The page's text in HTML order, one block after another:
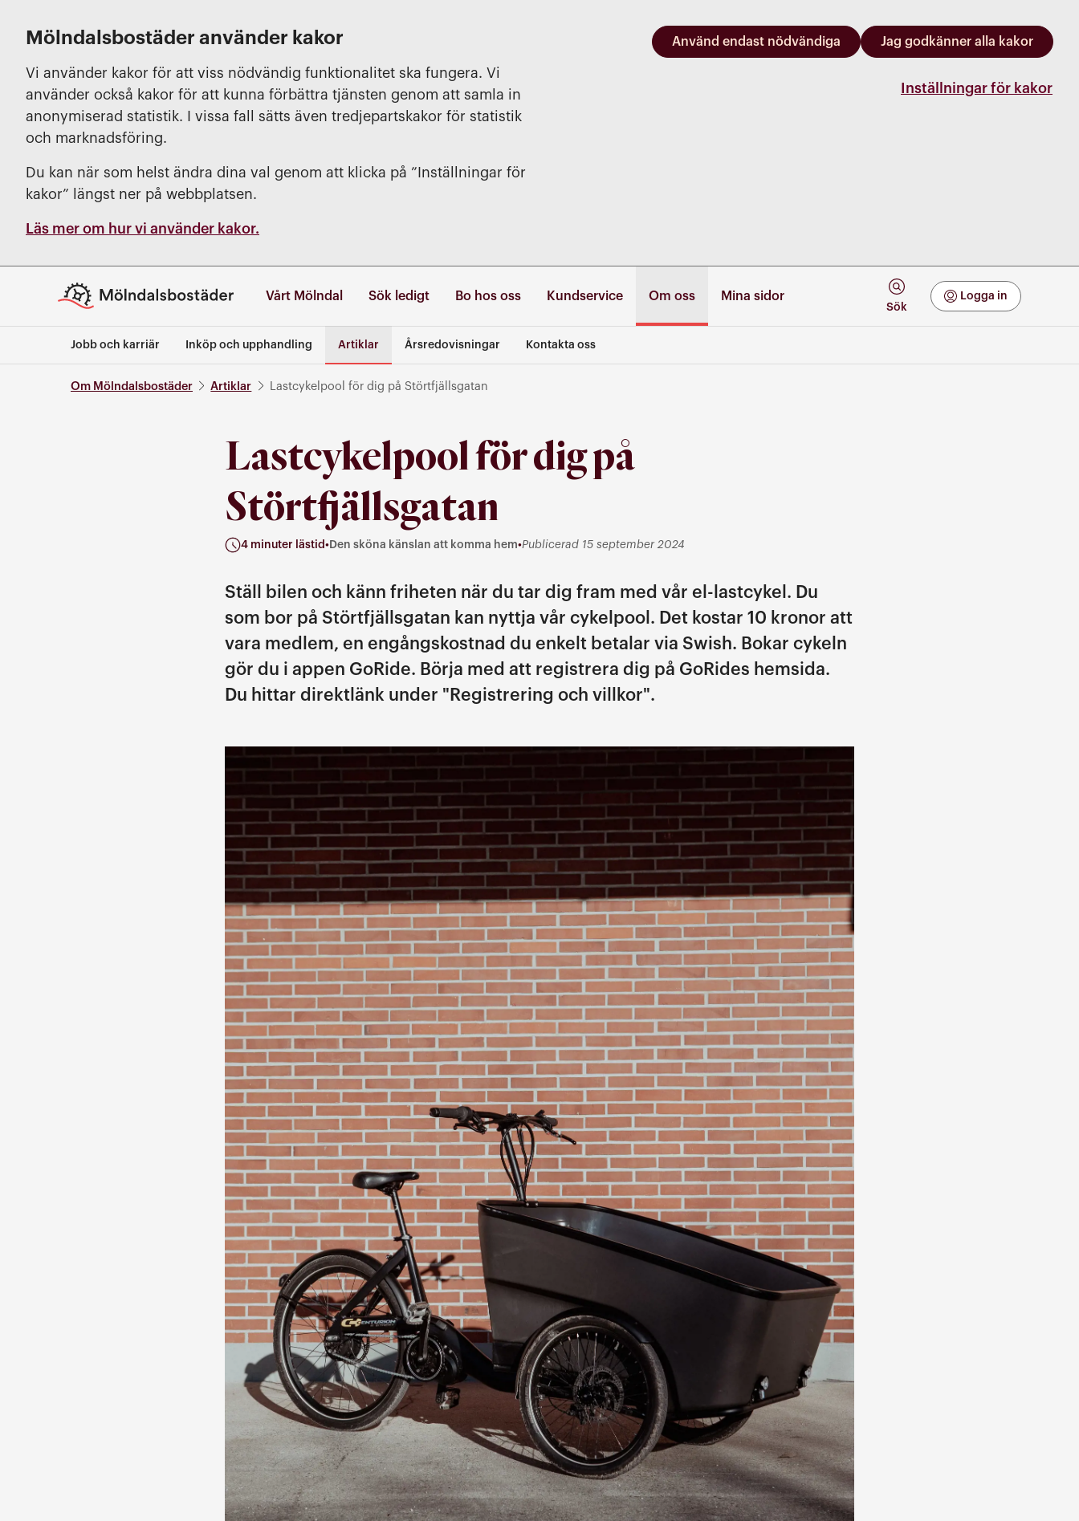
Mölndalsbostäder använder kakor
Vi använder kakor för att viss nödvändig funktionalitet ska fungera. Vi
använder också kakor för att kunna förbättra tjänsten genom att samla in
anonymiserad statistik. I vissa fall sätts även tredjepartskakor för statistik
och marknadsföring.
Du kan när som helst ändra dina val genom att klicka på ”Inställningar för
kakor” längst ner på webbplatsen.
Läs mer om hur vi använder kakor.
Använd endast nödvändiga Jag godkänner alla kakor
Inställningar för kakor
Vårt Mölndal Sök ledigt Bo hos oss Kundservice Om oss
Jobb och karriär Inköp och upphandling Artiklar Årsredovisningar Kontakta oss
Mina sidor
Mina Sidor Sök
Logga in
Om Mölndalsbostäder Artiklar Lastcykelpool för dig på Störtfjällsgatan
Lastcykelpool för dig på
Störtfjällsgatan
4 minuter lästid• Den sköna känslan att komma hem•
Kategori: Den sköna känslan att komma hem
Publicerad 15 september 2024
Ställ bilen och känn friheten när du tar dig fram med vår el-lastcykel. Du
som bor på Störtfjällsgatan kan nyttja vår cykelpool. Det kostar 10 kronor att
vara medlem, en engångskostnad du enkelt betalar via Swish. Bokar cykeln
gör du i appen GoRide. Börja med att registrera dig på GoRides hemsida.
Du hittar direktlänk under "Registrering och villkor".